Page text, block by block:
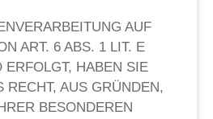
AUF
ART. 6 ABS. 1 LIT. E
ERFOLGT, HABEN SIE
RECHT, AUS GRÜNDEN,
BESONDEREN